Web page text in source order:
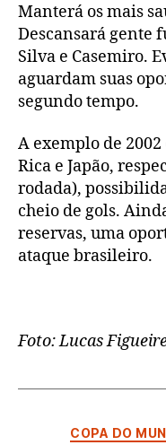
Manterá os mais
Descansará gente
Silva e Casemiro.
aguardam suas
segundo tempo.
A exemplo de 2002
Rica e Japão,
rodada),
cheio de gols.
reservas, uma
ataque brasileiro.
Foto: Lucas
COPA DO